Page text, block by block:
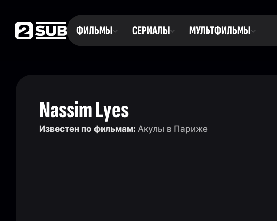
ФИЛЬМЫ СЕРИАЛЫ МУЛЬТФИЛЬМЫ
Nassim Lyes
Известен по фильмам: Акулы в Париже